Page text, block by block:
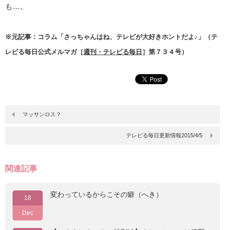
も…。
※元記事：コラム「さっちゃんはね、テレビが大好きホントだよ♪」（テ
レビる毎日公式メルマガ［週刊・テレビる毎日 ］第７３４号）
マッサンロス？
テレビる毎日更新情報2015/4/5
関連記事
18
Dec
変わっているからこその癖（へき）